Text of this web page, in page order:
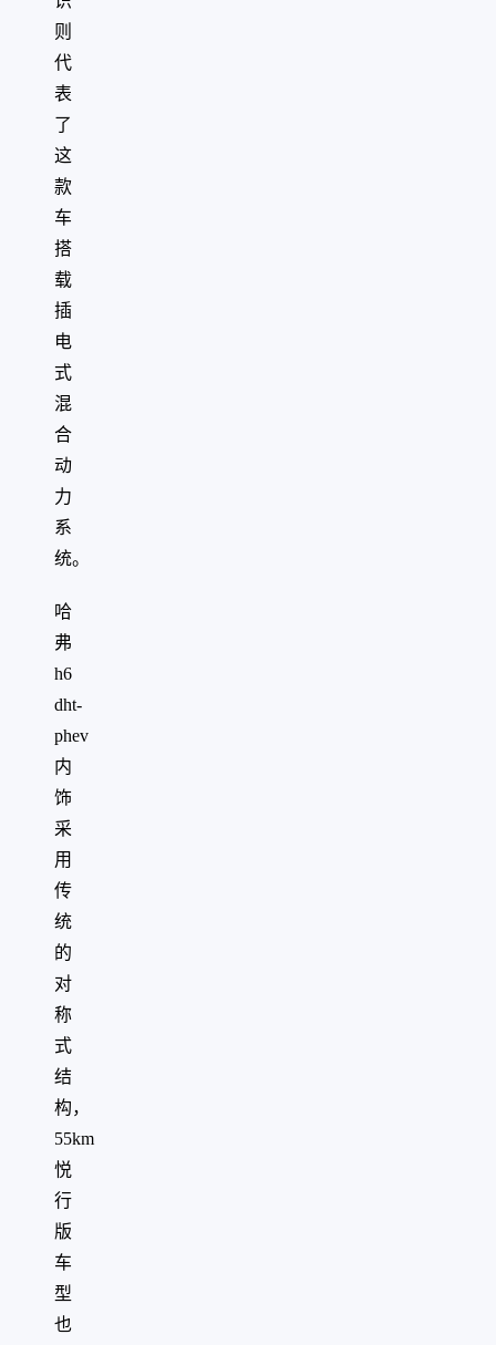
则
代
表
了
这
款
车
搭
载
插
电
式
混
合
动
力
系
统。
哈
弗
h6
dht-
phev
内
饰
采
用
传
统
的
对
称
式
结
构，
55km
悦
行
版
车
型
也